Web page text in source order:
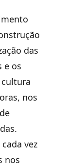
das
e os
nos
vez
nos